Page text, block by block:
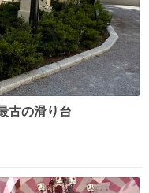
古の滑り台